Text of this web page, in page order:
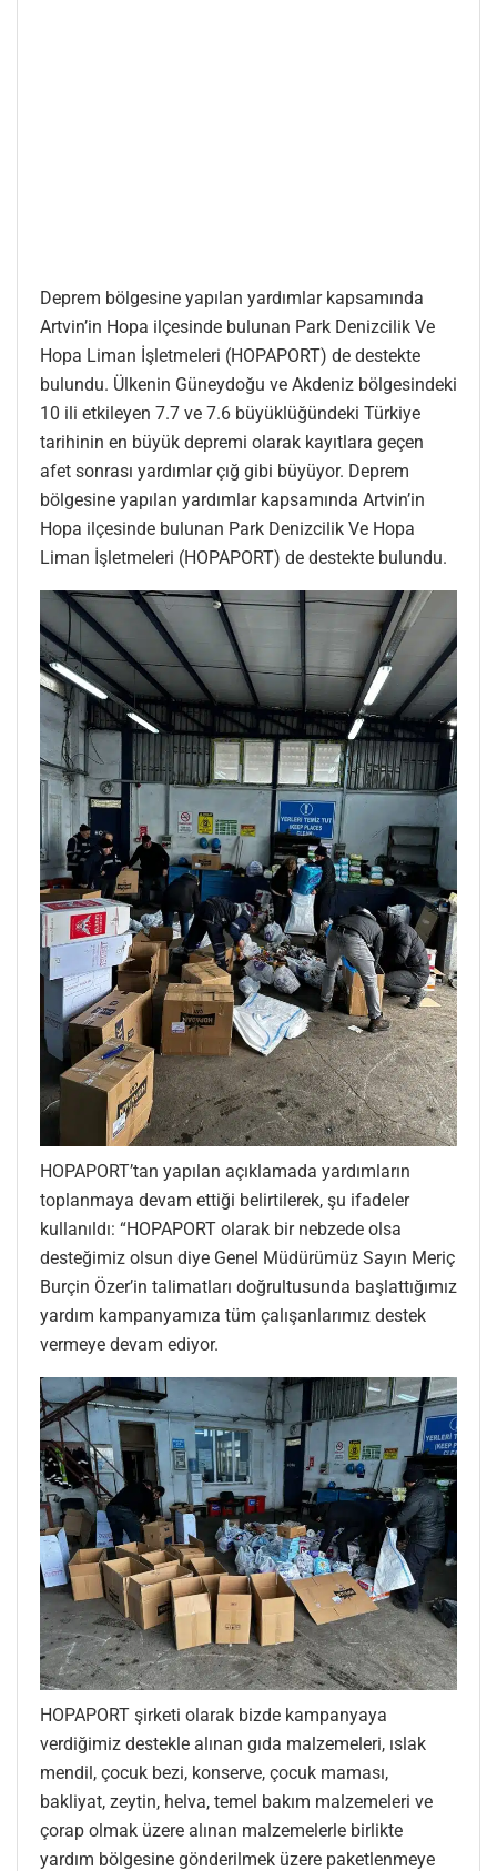
Deprem bölgesine yapılan yardımlar kapsamında
Artvin’in Hopa ilçesinde bulunan Park Denizcilik Ve
Hopa Liman İşletmeleri (HOPAPORT) de destekte
bulundu. Ülkenin Güneydoğu ve Akdeniz bölgesindeki
10 ili etkileyen 7.7 ve 7.6 büyüklüğündeki Türkiye
tarihinin en büyük depremi olarak kayıtlara geçen
afet sonrası yardımlar çığ gibi büyüyor. Deprem
bölgesine yapılan yardımlar kapsamında Artvin’in
Hopa ilçesinde bulunan Park Denizcilik Ve Hopa
Liman İşletmeleri (HOPAPORT) de destekte bulundu.
HOPAPORT’tan yapılan açıklamada yardımların
toplanmaya devam ettiği belirtilerek, şu ifadeler
kullanıldı: “HOPAPORT olarak bir nebzede olsa
desteğimiz olsun diye Genel Müdürümüz Sayın Meriç
Burçin Özer’in talimatları doğrultusunda başlattığımız
yardım kampanyamıza tüm çalışanlarımız destek
vermeye devam ediyor.
HOPAPORT şirketi olarak bizde kampanyaya
verdiğimiz destekle alınan gıda malzemeleri, ıslak
mendil, çocuk bezi, konserve, çocuk maması,
bakliyat, zeytin, helva, temel bakım malzemeleri ve
çorap olmak üzere alınan malzemelerle birlikte
yardım bölgesine gönderilmek üzere paketlenmeye